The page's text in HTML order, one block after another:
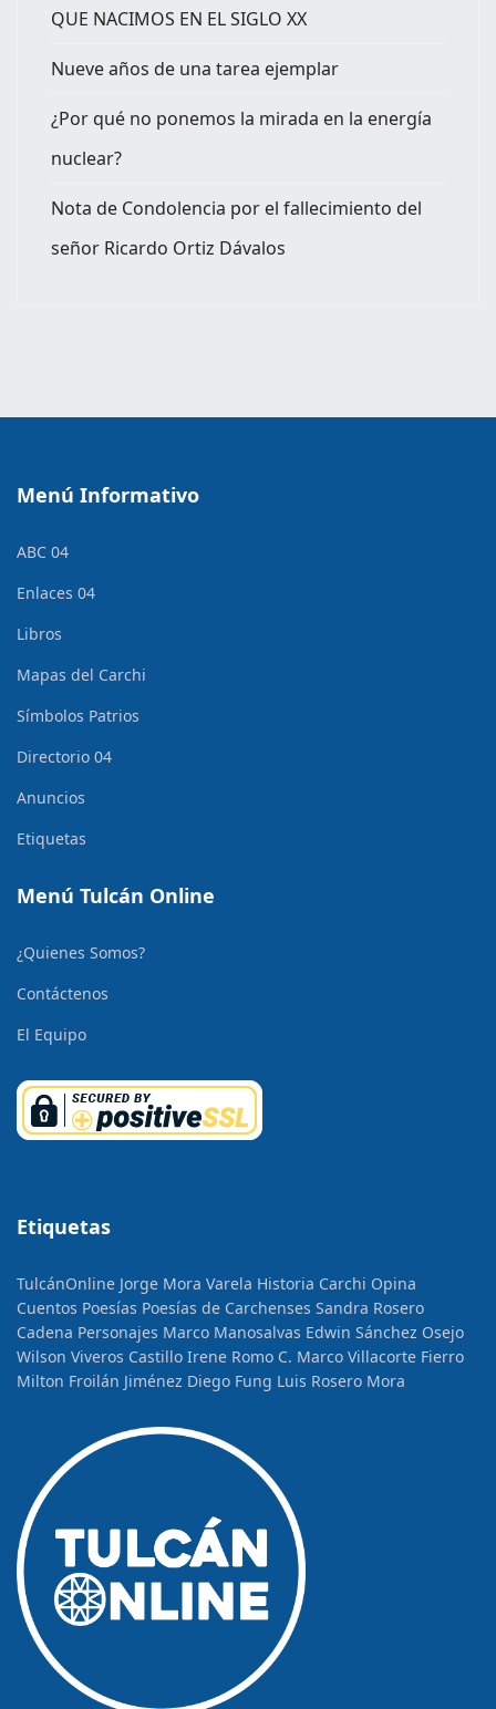
QUE NACIMOS EN EL SIGLO XX
Nueve años de una tarea ejemplar
¿Por qué no ponemos la mirada en la energía
nuclear?
Nota de Condolencia por el fallecimiento del
señor Ricardo Ortiz Dávalos
Menú Informativo
ABC 04
Enlaces 04
Libros
Mapas del Carchi
Símbolos Patrios
Directorio 04
Anuncios
Etiquetas
Menú Tulcán Online
¿Quienes Somos?
Contáctenos
El Equipo
Etiquetas
TulcánOnline Jorge Mora Varela Historia Carchi Opina
Cuentos Poesías Poesías de Carchenses Sandra Rosero
Cadena Personajes Marco Manosalvas Edwin Sánchez Osejo
Wilson Viveros Castillo Irene Romo C. Marco Villacorte Fierro
Milton Froilán Jiménez Diego Fung Luis Rosero Mora